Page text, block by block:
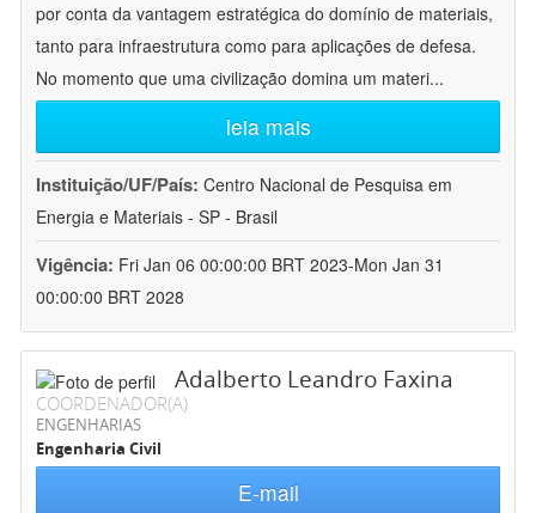
por conta da vantagem estratégica do domínio de materiais,
tanto para infraestrutura como para aplicações de defesa.
No momento que uma civilização domina um materi...
leia mais
Instituição/UF/País: Centro Nacional de Pesquisa em
Energia e Materiais - SP - Brasil
Vigência: Fri Jan 06 00:00:00 BRT 2023-Mon Jan 31
00:00:00 BRT 2028
Adalberto Leandro Faxina
COORDENADOR(A)
ENGENHARIAS
Engenharia Civil
E-mail